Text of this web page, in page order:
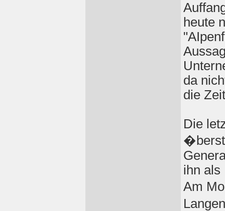
heute
da
die
Die
ihn als
Am